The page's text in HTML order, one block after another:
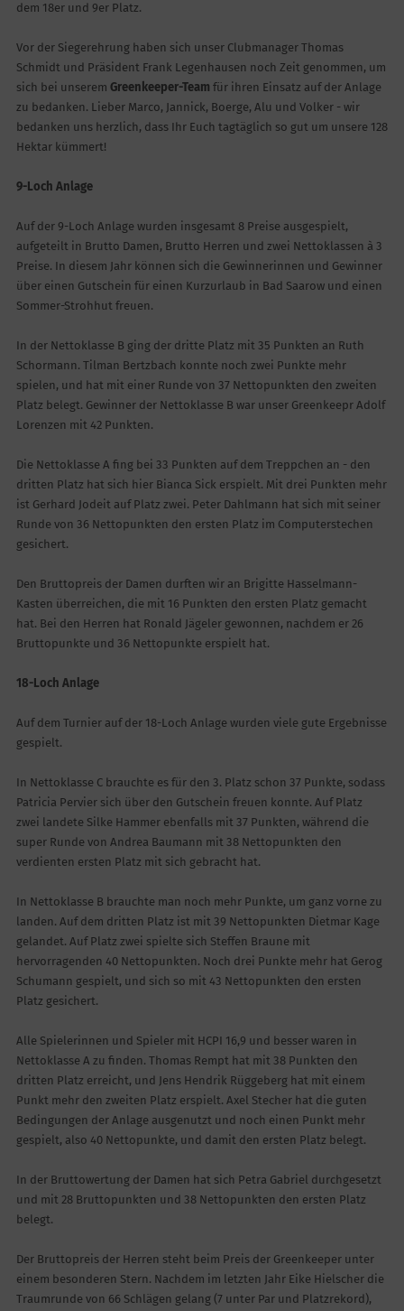
dem 18er und 9er Platz.
Vor der Siegerehrung haben sich unser Clubmanager Thomas
Schmidt und Präsident Frank Legenhausen noch Zeit genommen, um
sich bei unserem Greenkeeper-Team für ihren Einsatz auf der Anlage
zu bedanken. Lieber Marco, Jannick, Boerge, Alu und Volker - wir
bedanken uns herzlich, dass Ihr Euch tagtäglich so gut um unsere 128
Hektar kümmert!
9-Loch Anlage
Auf der 9-Loch Anlage wurden insgesamt 8 Preise ausgespielt,
aufgeteilt in Brutto Damen, Brutto Herren und zwei Nettoklassen à 3
Preise. In diesem Jahr können sich die Gewinnerinnen und Gewinner
über einen Gutschein für einen Kurzurlaub in Bad Saarow und einen
Sommer-Strohhut freuen.
In der Nettoklasse B ging der dritte Platz mit 35 Punkten an Ruth
Schormann. Tilman Bertzbach konnte noch zwei Punkte mehr
spielen, und hat mit einer Runde von 37 Nettopunkten den zweiten
Platz belegt. Gewinner der Nettoklasse B war unser Greenkeepr Adolf
Lorenzen mit 42 Punkten.
Die Nettoklasse A fing bei 33 Punkten auf dem Treppchen an - den
dritten Platz hat sich hier Bianca Sick erspielt. Mit drei Punkten mehr
ist Gerhard Jodeit auf Platz zwei. Peter Dahlmann hat sich mit seiner
Runde von 36 Nettopunkten den ersten Platz im Computerstechen
gesichert.
Den Bruttopreis der Damen durften wir an Brigitte Hasselmann-
Kasten überreichen, die mit 16 Punkten den ersten Platz gemacht
hat. Bei den Herren hat Ronald Jägeler gewonnen, nachdem er 26
Bruttopunkte und 36 Nettopunkte erspielt hat.
18-Loch Anlage
Auf dem Turnier auf der 18-Loch Anlage wurden viele gute Ergebnisse
gespielt.
In Nettoklasse C brauchte es für den 3. Platz schon 37 Punkte, sodass
Patricia Pervier sich über den Gutschein freuen konnte. Auf Platz
zwei landete Silke Hammer ebenfalls mit 37 Punkten, während die
super Runde von Andrea Baumann mit 38 Nettopunkten den
verdienten ersten Platz mit sich gebracht hat.
In Nettoklasse B brauchte man noch mehr Punkte, um ganz vorne zu
landen. Auf dem dritten Platz ist mit 39 Nettopunkten Dietmar Kage
gelandet. Auf Platz zwei spielte sich Steffen Braune mit
hervorragenden 40 Nettopunkten. Noch drei Punkte mehr hat Gerog
Schumann gespielt, und sich so mit 43 Nettopunkten den ersten
Platz gesichert.
Alle Spielerinnen und Spieler mit HCPI 16,9 und besser waren in
Nettoklasse A zu finden. Thomas Rempt hat mit 38 Punkten den
dritten Platz erreicht, und Jens Hendrik Rüggeberg hat mit einem
Punkt mehr den zweiten Platz erspielt. Axel Stecher hat die guten
Bedingungen der Anlage ausgenutzt und noch einen Punkt mehr
gespielt, also 40 Nettopunkte, und damit den ersten Platz belegt.
In der Bruttowertung der Damen hat sich Petra Gabriel durchgesetzt
und mit 28 Bruttopunkten und 38 Nettopunkten den ersten Platz
belegt.
Der Bruttopreis der Herren steht beim Preis der Greenkeeper unter
einem besonderen Stern. Nachdem im letzten Jahr Eike Hielscher die
Traumrunde von 66 Schlägen gelang (7 unter Par und Platzrekord),